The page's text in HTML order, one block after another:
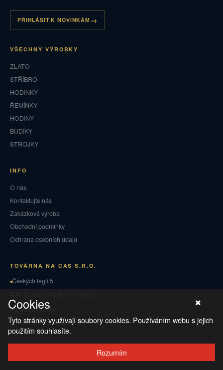
PŘIHLÁSIT K NOVINKÁM
VŠECHNY VÝROBKY
ZLATO
STŘÍBRO
HODINKY
ŘEMÍNKY
HODINY
BUDÍKY
STROJKY
INFO
O nás
Kontaktujte nás
Zakázková výroba
Obchodní podmínky
Ochrana osobních údajů
TOVÁRNA NA ČAS S.R.O.
Českých legií 5
Puncovní značky
Vrácení zboží a reklamace
Ochrana osobních údajů
Cookies
Tyto stránky využívají soubory cookies. Používáním webu s jejich
použitím souhlasíte.
Rozumím